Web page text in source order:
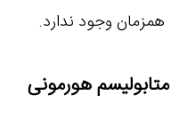
همزمان وجود ندارد.
متابولیسم هورمونی